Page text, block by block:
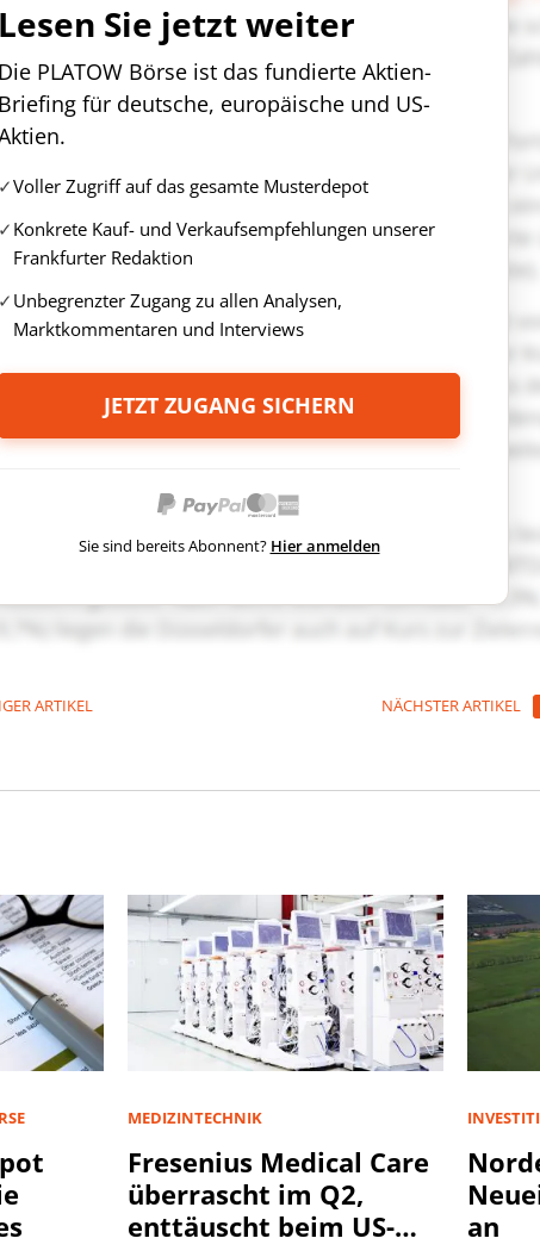
Lesen Sie jetzt weiter
Die PLATOW Börse ist das fundierte Aktien-
Briefing für deutsche, europäische und US-
Voller Zugriff auf das gesamte Musterdepot
Konkrete Kauf- und Verkaufsempfehlungen unserer
Frankfurter Redaktion
Unbegrenzter Zugang zu allen Analysen,
Marktkommentaren und Interviews
JETZT ZUGANG SICHERN
Sie sind bereits Abonnent? Hier anmelden
ARTIKEL NÄCHSTER ARTIKEL
MEDIZINTECHNIK
Fresenius Medical Care
überrascht im Q2,
enttäuscht beim US-
an